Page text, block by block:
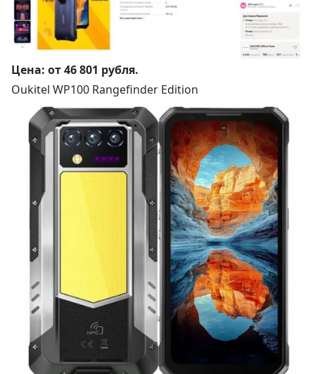
Цена: от 46 801 рубля.
Oukitel WP100 Rangefinder Edition